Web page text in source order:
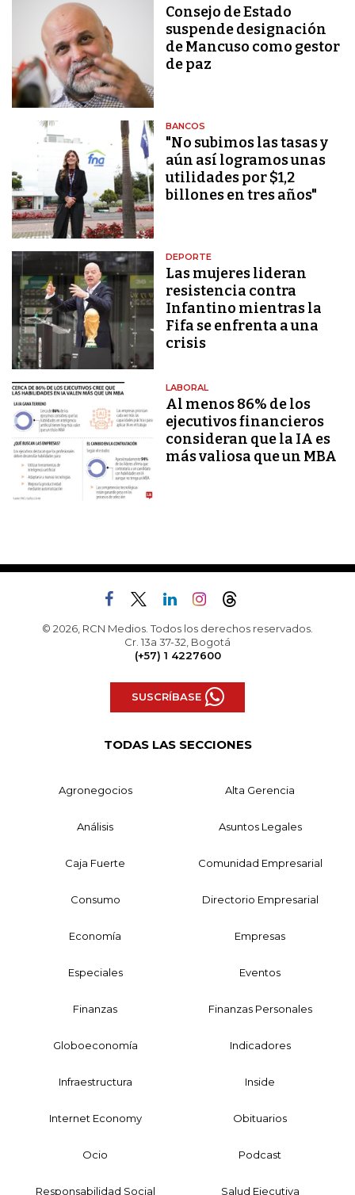
Consejo de Estado
suspende designación
de Mancuso como gestor
de paz
BANCOS
"No subimos las tasas y
aún así logramos unas
utilidades por $1,2
billones en tres años"
DEPORTE
Las mujeres lideran
resistencia contra
Infantino mientras la
Fifa se enfrenta a una
crisis
LABORAL
Al menos 86% de los
ejecutivos financieros
consideran que la IA es
más valiosa que un MBA
© 2026, RCN Medios. Todos los derechos reservados.
Cr. 13a 37-32, Bogotá
(+57) 1 4227600
SUSCRÍBASE
TODAS LAS SECCIONES
Agronegocios Alta Gerencia
Análisis Asuntos Legales
Caja Fuerte Comunidad Empresarial
Consumo Directorio Empresarial
Economía Empresas
Especiales Eventos
Finanzas Finanzas Personales
Globoeconomía Indicadores
Infraestructura Inside
Internet Economy Obituarios
Ocio Podcast
Responsabilidad Social Salud Ejecutiva